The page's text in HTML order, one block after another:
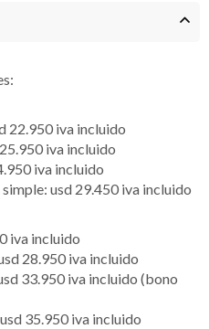
22.950 iva incluido
iva incluido
iva incluido
usd 29.450 iva incluido
iva incluido
28.950 iva incluido
33.950 iva incluido (bono
35.950 iva incluido